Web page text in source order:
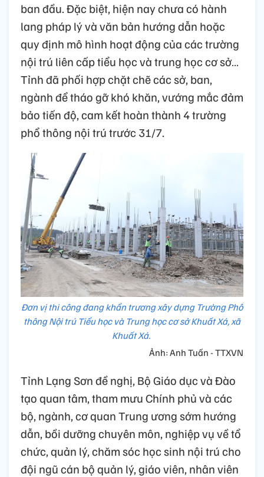
ban đầu. Đặc biệt, hiện nay chưa có hành
lang pháp lý và văn bản hướng dẫn hoặc
quy định mô hình hoạt động của các trường
nội trú liên cấp tiểu học và trung học cơ sở…
Tỉnh đã phối hợp chặt chẽ các sở, ban,
ngành để tháo gỡ khó khăn, vướng mắc đảm
bảo tiến độ, cam kết hoàn thành 4 trường
phổ thông nội trú trước 31/7.
Đơn vị thi công đang khẩn trương xây dựng Trường Phổ
thông Nội trú Tiểu học và Trung học cơ sở Khuất Xá, xã
Khuất Xá.
Ảnh: Anh Tuấn - TTXVN
Tỉnh Lạng Sơn đề nghị, Bộ Giáo dục và Đào
tạo quan tâm, tham mưu Chính phủ và các
bộ, ngành, cơ quan Trung ương sớm hướng
dẫn, bồi dưỡng chuyên môn, nghiệp vụ về tổ
chức, quản lý, chăm sóc học sinh nội trú cho
đội ngũ cán bộ quản lý, giáo viên, nhân viên